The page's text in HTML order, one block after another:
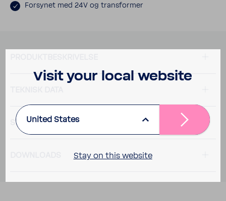
Forsynet med 24V og trans­former
SPØRGSMÅL
Visit your local website
United States
Stay on this website